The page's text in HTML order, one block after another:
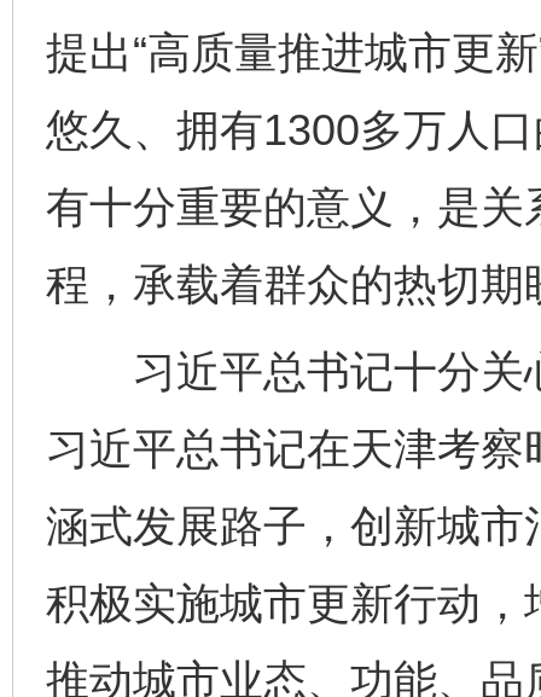
提出“高质量推进城市更
悠久、拥有1300多万人
有十分重要的意义，是
程，承载着群众的热切期
习近平总书记十分关
习近平总书记在天津考
涵式发展路子，创新城
积极实施城市更新行动
推动城市业态、功能、品